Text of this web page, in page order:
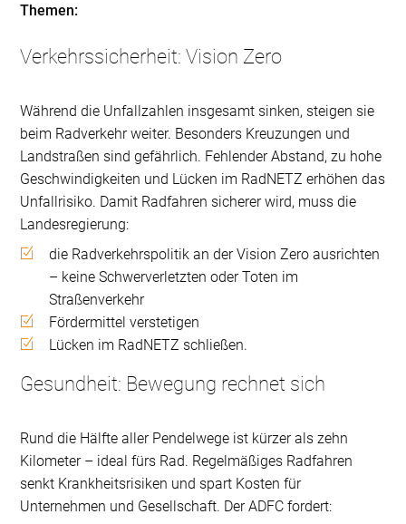
Themen:
Verkehrssicherheit: Vision Zero
Während die Unfallzahlen insgesamt sinken, steigen sie
beim Radverkehr weiter. Besonders Kreuzungen und
Landstraßen sind gefährlich. Fehlender Abstand, zu hohe
Geschwindigkeiten und Lücken im RadNETZ erhöhen das
Unfallrisiko. Damit Radfahren sicherer wird, muss die
Landesregierung:
die Radverkehrspolitik an der Vision Zero ausrichten
– keine Schwerverletzten oder Toten im
Straßenverkehr
Fördermittel verstetigen
Lücken im RadNETZ schließen.
Gesundheit: Bewegung rechnet sich
Rund die Hälfte aller Pendelwege ist kürzer als zehn
Kilometer – ideal fürs Rad. Regelmäßiges Radfahren
senkt Krankheitsrisiken und spart Kosten für
Unternehmen und Gesellschaft. Der ADFC fordert: